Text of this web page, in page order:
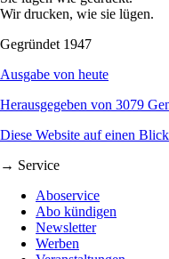
Wir drucken, wie sie lügen.
Gegründet 1947
Ausgabe von heute
Herausgegeben von 3079
Diese Website auf einen Blick
→ Service
Aboservice
Abo kündigen
Newsletter
Werben